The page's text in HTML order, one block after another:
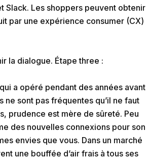
Slack. Les shoppers peuvent obtenir
par une expérience consumer (CX)
la dialogue. Étape three :
a opéré pendant des années avant
ne sont pas fréquentes qu’il ne faut
prudence est mère de sûreté. Peu
des nouvelles connexions pour son
envies que vous. Dans un marché
une bouffée d’air frais à tous ses